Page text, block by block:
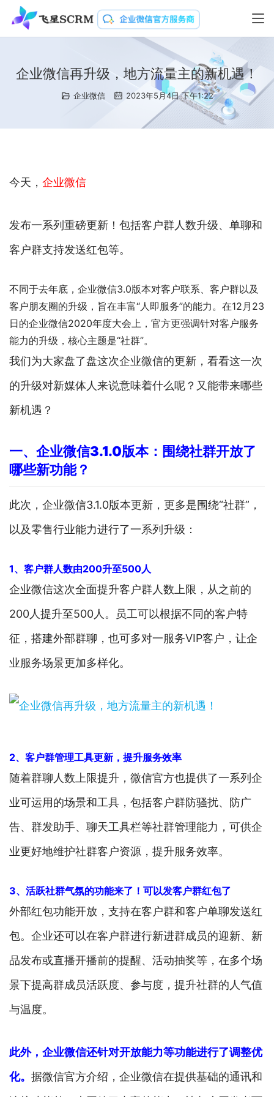
企业微信再升级，地方流量主的新机遇！
企业微信 2023年5月4日 下午1:22
今天， 企业微信
发布一系列重磅更新！包括客户群人数升级、单聊和
客户群支持发送红包等。
不同于去年底，企业微信3.0版本对客户联系、客户群以及
客户朋友圈的升级，旨在丰富“人即服务”的能力。在12月23
日的企业微信2020年度大会上，官方更强调针对客户服务
能力的升级，核心主题是“社群”。
我们为大家盘了盘这次企业微信的更新，看看这一次
的升级对新媒体人来说意味着什么呢？又能带来哪些
新机遇？
一、企业微信3.1.0版本： 围绕社群开放了
哪些新功能？
此次，企业微信3.1.0版本更新，更多是围绕“社群”，
以及零售行业能力进行了一系列升级：
1、客户群人数由200升至500人
企业微信这次全面提升客户群人数上限，从之前的
200人提升至500人。员工可以根据不同的客户特
征，搭建外部群聊，也可多对一服务VIP客户，让企
业服务场景更加多样化。
2、客户群管理工具更新，提升服务效率
随着群聊人数上限提升，微信官方也提供了一系列企
业可运用的场景和工具，包括客户群防骚扰、防广
告、群发助手、聊天工具栏等社群管理能力，可供企
业更好地维护社群客户资源，提升服务效率。
3、活跃社群气氛的功能来了！可以发客户群红包了
外部红包功能开放，支持在客户群和客户单聊发送红
包。企业还可以在客户群进行新进群成员的迎新、新
品发布或直播开播前的提醒、活动抽奖等，在多个场
景下提高群成员活跃度、参与度，提升社群的人气值
与温度。
此外，企业微信还针对开放能力等功能进行了调整优
化。 据微信官方介绍，企业微信在提供基础的通讯和